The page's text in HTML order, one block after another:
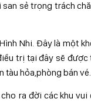
sẻ trọng trách
Nhi. Đây là một
trị tại đây sẽ được
tàu hỏa,phòng bán vé.
ra đời các khu vui